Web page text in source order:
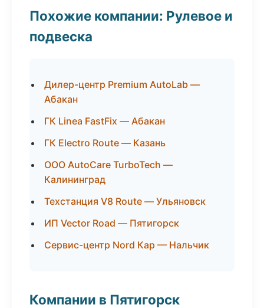
Похожие компании: Рулевое и
подвеска
Дилер-центр Premium AutoLab —
Абакан
ГК Linea FastFix — Абакан
ГК Electro Route — Казань
ООО AutoCare TurboTech —
Калининград
Техстанция V8 Route — Ульяновск
ИП Vector Road — Пятигорск
Сервис-центр Nord Кар — Нальчик
Компании в Пятигорск